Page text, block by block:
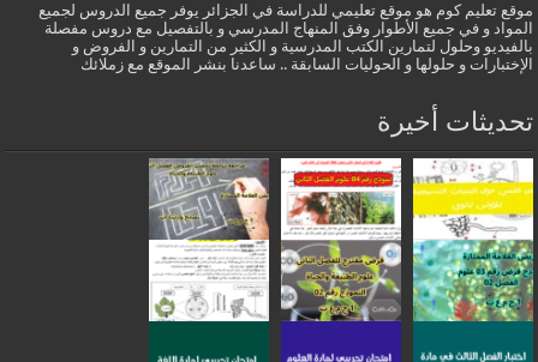
موقع تعليم كوم هو موقع تعليمي للدراسة في الجزائر يوفر جميع الدروس لجميع
المواد و في جميع الأطوار وفق المنهاج المدرسي و بالتفصيل مع دروس مفصلة
بالفيديو وحلول لتمارين الكتب المدرسية و الكثير من التمارين و الفروض و
الإختبارات و حلولها و الحوليات السابقة .. ساعدنا بنشر الموقع مع زملائك
تحديثات أخيرة